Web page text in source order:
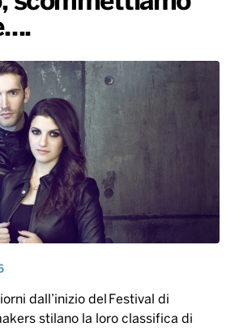
e Spettacolo
Norba Consiglia
Generale
Novità
Astrabilia 2026
News TV
2026
dall’inizio del Festival di
stilano la loro classifica di